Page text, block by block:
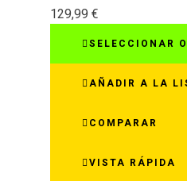
129,99 €
SELECCIONAR
AÑADIR A LA
COMPARAR
VISTA RÁPIDA